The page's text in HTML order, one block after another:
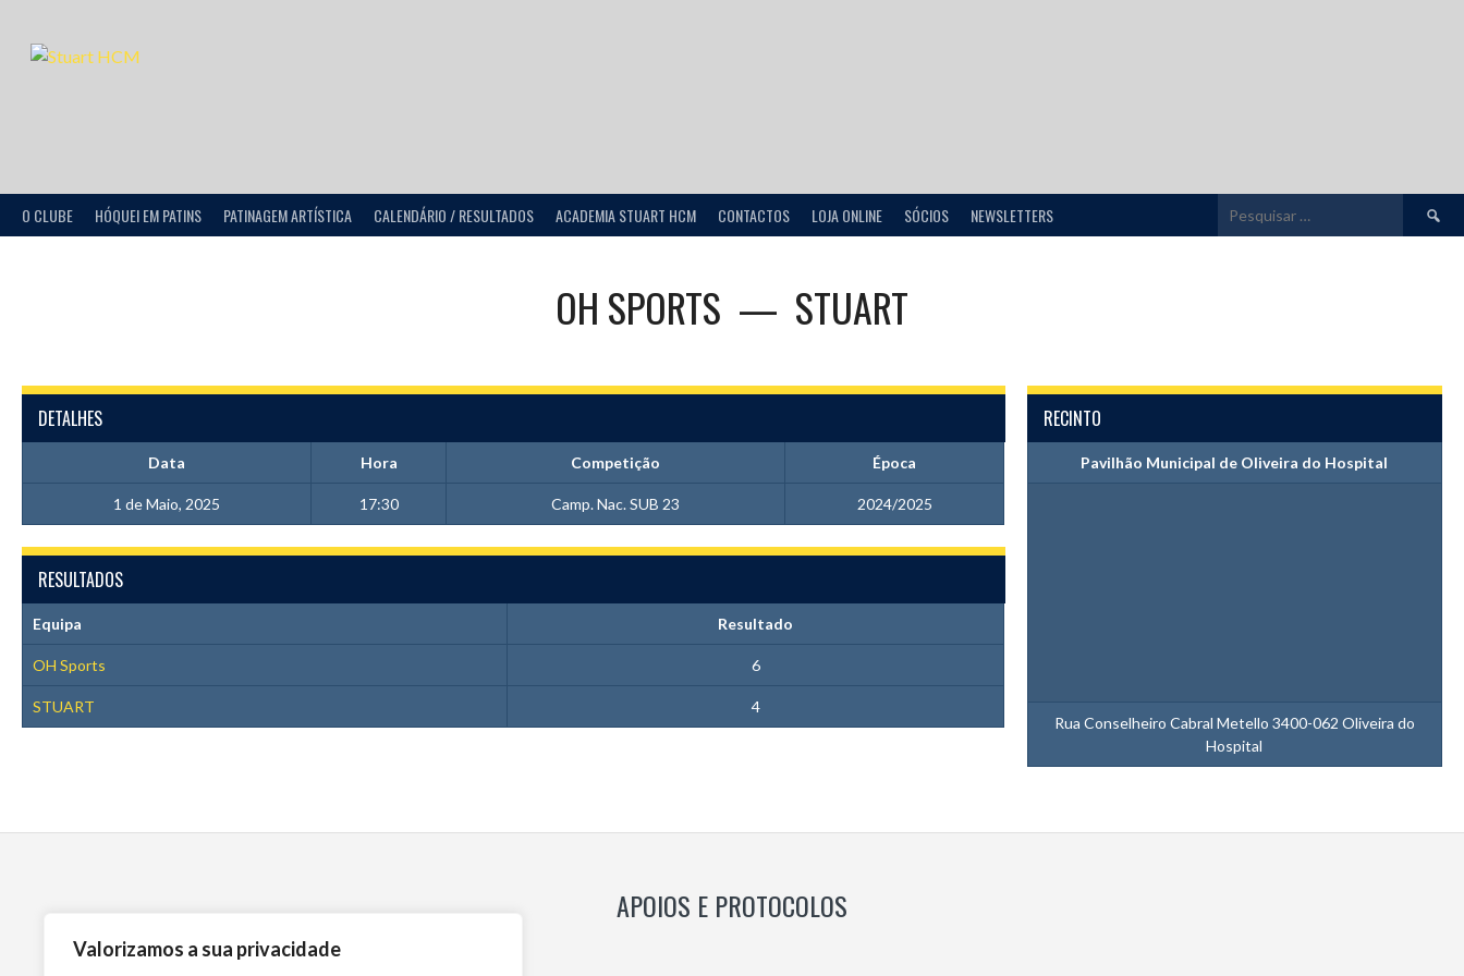
Valorizamos a sua privacidade
O CLUBE HÓQUEI EM PATINS PATINAGEM ARTÍSTICA CALENDÁRIO / RESULTADOS ACADEMIA STUART HCM CONTACTOS LOJA ONLINE SÓCIOS NEWSLETTERS
por:
OH SPORTS — STUART
DETALHES
Data Hora Competição Época
1 de Maio, 2025 17:30 Camp. Nac. SUB 23 2024/2025
RECINTO
Pavilhão Municipal de Oliveira do Hospital
Rua Conselheiro Cabral Metello 3400-062 Oliveira do
Hospital
RESULTADOS
Equipa Resultado
OH Sports 6
STUART 4
APOIOS E PROTOCOLOS